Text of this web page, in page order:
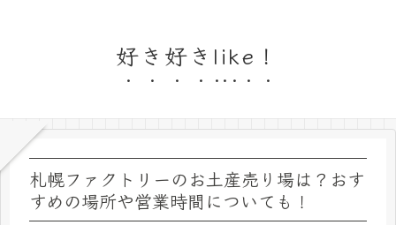
好き好きlike！
札幌ファクトリーのお土産売り場は？おす
すめの場所や営業時間についても！